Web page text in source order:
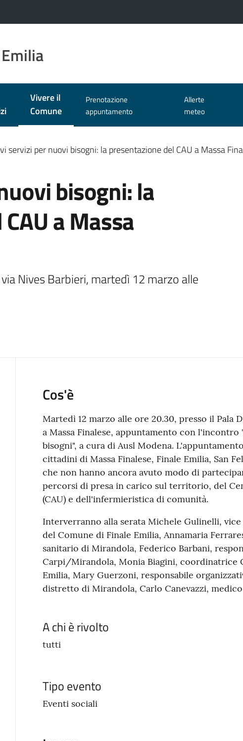
Vivere il
Comune
Menu selezionato
Prenotazione
appuntamento
Allerte
meteo
servizi per nuovi bisogni: la presentazione del CAU a Massa
bisogni: la
a Massa
Nives Barbieri, martedì 12 marzo alle
Cos'è
Martedì 12 marzo alle ore 20.30, presso il Pala
a Massa Finalese, appuntamento con
bisogni", a cura di Ausl Modena.
cittadini di Massa Finalese, Finale Emilia, San
che non hanno ancora avuto modo di
percorsi di presa in carico sul territorio, del
(CAU) e dell'infermieristica di comunità.
Interverranno alla serata Michele Gulinelli, vice
del Comune di Finale Emilia, Annamaria
sanitario di Mirandola, Federico Barbani,
Carpi/Mirandola, Monia Biagini, coordinatrice
Emilia, Mary Guerzoni, responsabile
distretto di Mirandola, Carlo Canevazzi,
A chi è rivolto
tutti
Tipo evento
Eventi sociali